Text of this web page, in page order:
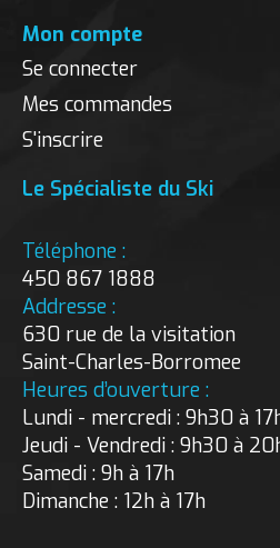
Mon compte
Se connecter
Mes commandes
S'inscrire
Le Spécialiste du Ski
Téléphone :
450 867 1888
Addresse :
630 rue de la visitation
Saint-Charles-Borromee
Heures d’ouverture :
Lundi - mercredi : 9h30 à
Jeudi - Vendredi : 9h30 à
Samedi : 9h à 17h
Dimanche : 12h à 17h